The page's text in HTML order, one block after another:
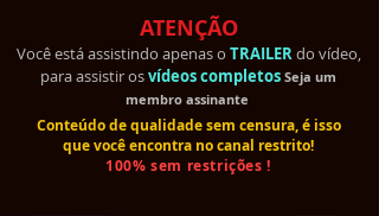
ATENÇÃO
Você está assistindo apenas o TRAILERdo vídeo,
para assistir osvídeos completos Seja um
membroassinante
Conteúdo de qualidade sem censura, é isso
que você encontra no canal restrito!
100% sem restrições !